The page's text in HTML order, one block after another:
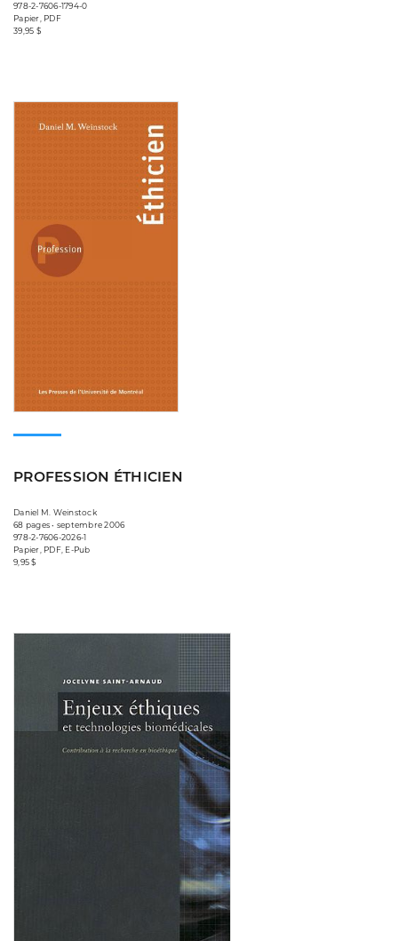
978-2-7606-1794-0
Papier, PDF
39,95 $
PROFESSION ÉTHICIEN
Daniel M. Weinstock
68 pages • septembre 2006
978-2-7606-2026-1
Papier, PDF, E-Pub
9,95 $